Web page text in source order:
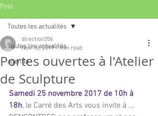
Post
Toutes les actualités
agenda
Toutes les actualités
Portes ouvertes à l'Atelier
de Sculpture
direction356
Nov 10, 2017 1 min read
Samedi 25 novembre 2017 de 10h à
18h, le Carré des Arts vous invite à ...